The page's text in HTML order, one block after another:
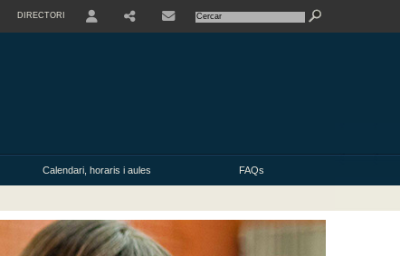
DIRECTORI
Calendari, horaris i aules FAQs